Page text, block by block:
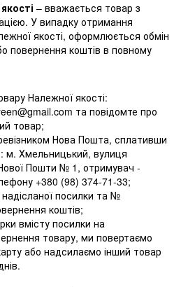
– вважається товар з
У випадку отримання
якості, оформлюється обмін
повернення коштів в повному
Належної якості:
та повідомте про
товар;
Нова Пошта, сплативши
м. Хмельницький, вулиця
Пошти № 1, отримувач -
+380 (98) 374-71-33;
посилки та №
коштів;
вмісту посилки на
товару, ми повертаємо
або надсилаємо інший товар